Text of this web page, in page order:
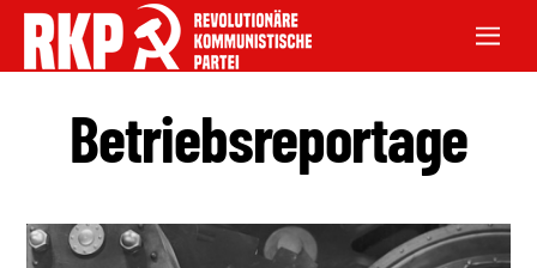
Betriebsreportage